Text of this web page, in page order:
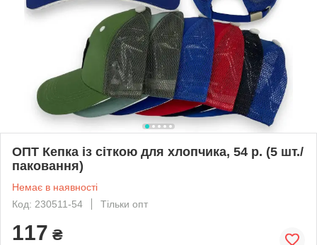
ОПТ Кепка із сіткою для хлопчика, 54 р. (5 шт./
паковання)
Немає в наявності
Код: 230511-54
Тільки опт
117 ₴